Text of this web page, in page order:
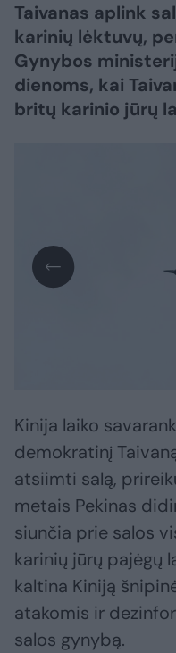
Taivanas aplink
karinių lėktuvų,
Gynybos
dienoms, kai
britų karinio jūrų
Kinija laiko
demokratinį
atsiimti salą,
metais Pekinas
siunčia prie salos
karinių jūrų pajėgų
kaltina Kiniją
atakomis ir
salos gynybą.